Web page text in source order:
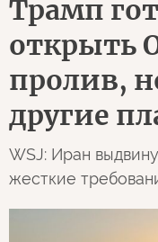
Трамп
открыть
пролив,
другие
WSJ: Иран
жесткие